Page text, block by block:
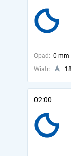
Opad: 0 mm
Wiatr:
02:00